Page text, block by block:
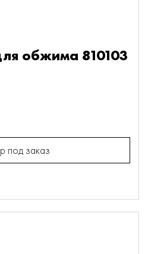
обжима 810103
под заказ